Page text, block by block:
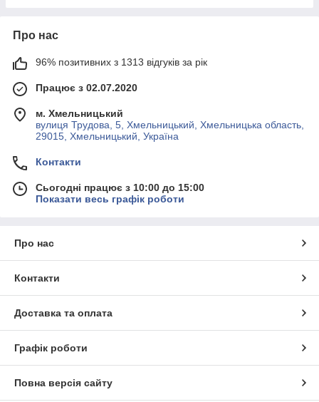
Про нас
96% позитивних з 1313 відгуків за рік
Працює з 02.07.2020
м. Хмельницький
вулиця Трудова, 5, Хмельницький, Хмельницька область,
29015, Хмельницький, Україна
Контакти
Сьогодні працює з 10:00 до 15:00
Показати весь графік роботи
Про нас
Контакти
Доставка та оплата
Графік роботи
Повна версія сайту